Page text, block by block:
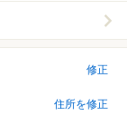
修正
住所を修正